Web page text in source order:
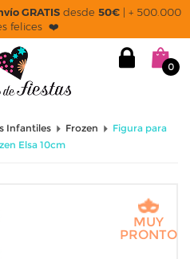
GRATISdesde 50€| + 500.000
felices ❤️
0
Infantiles Frozen
Figura para
Elsa 10cm
MUY
PRONTO